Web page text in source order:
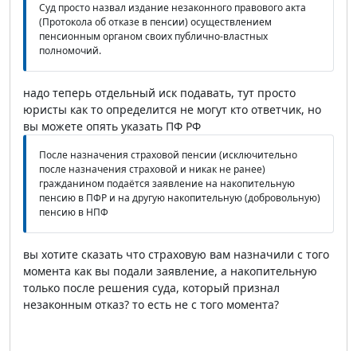
Суд просто назвал издание незаконного правового акта
(Протокола об отказе в пенсии) осуществлением
пенсионным органом своих публично-властных
полномочий.
надо теперь отдельный иск подавать, тут просто
юристы как то определится не могут кто ответчик, но
вы можете опять указать ПФ РФ
После назначения страховой пенсии (исключительно
после назначения страховой и никак не ранее)
гражданином подаётся заявление на накопительную
пенсию в ПФР и на другую накопительную (добровольную)
пенсию в НПФ
вы хотите сказать что страховую вам назначили с того
момента как вы подали заявление, а накопительную
только после решения суда, который признал
незаконным отказ? то есть не с того момента?